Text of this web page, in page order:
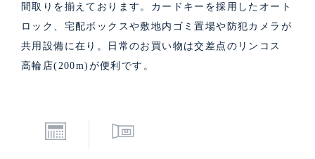
間取りを揃えております。カードキーを採用したオート
ロック、宅配ボックスや敷地内ゴミ置場や防犯カメラが
共用設備に在り。日常のお買い物は交差点のリンコス
高輪店(200m)が便利です。